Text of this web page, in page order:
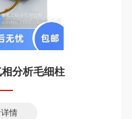
分析毛细柱
情